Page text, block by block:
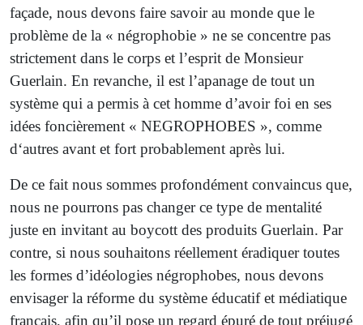
façade, nous devons faire savoir au monde que le
problème de la « négrophobie » ne se concentre pas
strictement dans le corps et l’esprit de Monsieur
Guerlain. En revanche, il est l’apanage de tout un
système qui a permis à cet homme d’avoir foi en ses
idées foncièrement « NEGROPHOBES », comme
d‘autres avant et fort probablement après lui.
De ce fait nous sommes profondément convaincus que,
nous ne pourrons pas changer ce type de mentalité
juste en invitant au boycott des produits Guerlain. Par
contre, si nous souhaitons réellement éradiquer toutes
les formes d’idéologies négrophobes, nous devons
envisager la réforme du système éducatif et médiatique
français, afin qu’il pose un regard épuré de tout préjugé